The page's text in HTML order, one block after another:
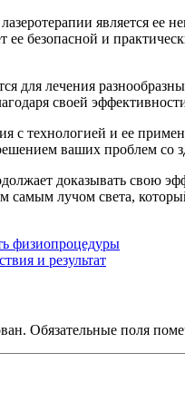
является ее
ее безопасной и
для лечения
своей
с технологией и ее
ваших проблем со
доказывать свою
самым лучом света,
физиопроцедуры
и результат
Обязательные поля